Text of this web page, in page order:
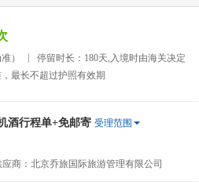
）
停留时长：180天,入境时由海关决定
最长不超过护照有效期
酒行程单+免邮寄 受理范围
应商：北京乔旅国际旅游管理有限公司